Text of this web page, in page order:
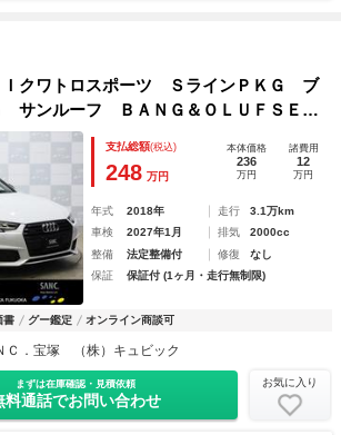
クワトロスポーツ ＳラインＰＫＧ ブ
サンルーフ ＢＡＮＧ＆ＯＬＵＦＳＥＮ
ＬＥＤヘッドライトＰＫＧ バーチャル
害軽減ブレーキ ナビ フルセグ Ｂカメ
支払総額(税込)
248 万円
本体価格
236
万円
諸費用
12
万円
年式 2018年 走行
3.1万km
車検
2027年1月 排気
2000cc
整備
法定整備付 修復
なし
保証
保証付 (1ヶ月・走行無制限)
書 グー鑑定 オンライン商談可
Ｃ．宝塚 （株）キュビック
まずは在庫確認・見積依頼
料通話でお問い合わせ
お気に入り